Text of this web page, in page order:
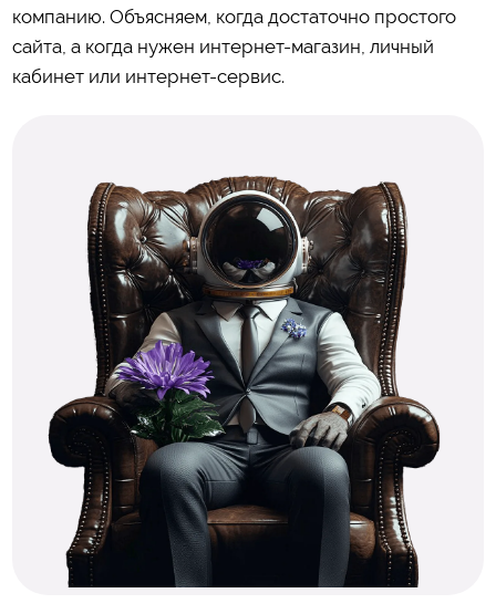
компанию. Объясняем, когда достаточно простого
сайта, а когда нужен интернет-магазин, личный
кабинет или интернет-сервис.